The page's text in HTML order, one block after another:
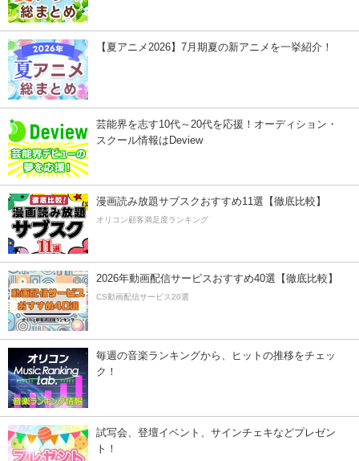
【夏アニメ2026】7月期夏の新アニメを一挙紹介！
芸能界を志す10代～20代を応援！オーディション・
スクール情報はDeview
漫画読み放題サブスクおすすめ11選【徹底比較】
オリコン顧客満足度ランキング
2026年動画配信サービスおすすめ40選【徹底比較】
CS動画配信サービス20選
毎週の音楽ランキングから、ヒットの推移をチェッ
ク！
試写会、登壇イベント、サインチェキなどプレゼン
ト！